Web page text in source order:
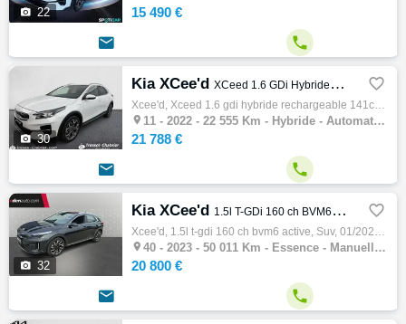
 22 15 490 €
 
 30
Kia XCee'd XCeed 1.6 GDi Hybride Rechargeable 141ch DCT6 Black & White Edition 
Xcee'd, Xceed 1.6 gdi hybride rechargeable 141ch dct6 black & white edition, Suv, 03/2022, 105ch, 5cv, 22555 km, 5 portes, 5 places, Clim. …
 11 - 2022 - 22 555 Km - Hybride - Automatique - SUV
21 788 €
 
 32
Kia XCee'd 1.5l T-GDi 160 ch BVM6 Active 
Xcee'd, 1.5l t-gdi 160 ch bvm6 active, Suv, 01/2023, 160ch, 8cv, 50011 km, 5 portes, 5 places, Clim. auto, Essence, Boite de vitesse manuel…
 40 - 2023 - 50 011 Km - Essence - Manuelle - SUV
20 800 €
 